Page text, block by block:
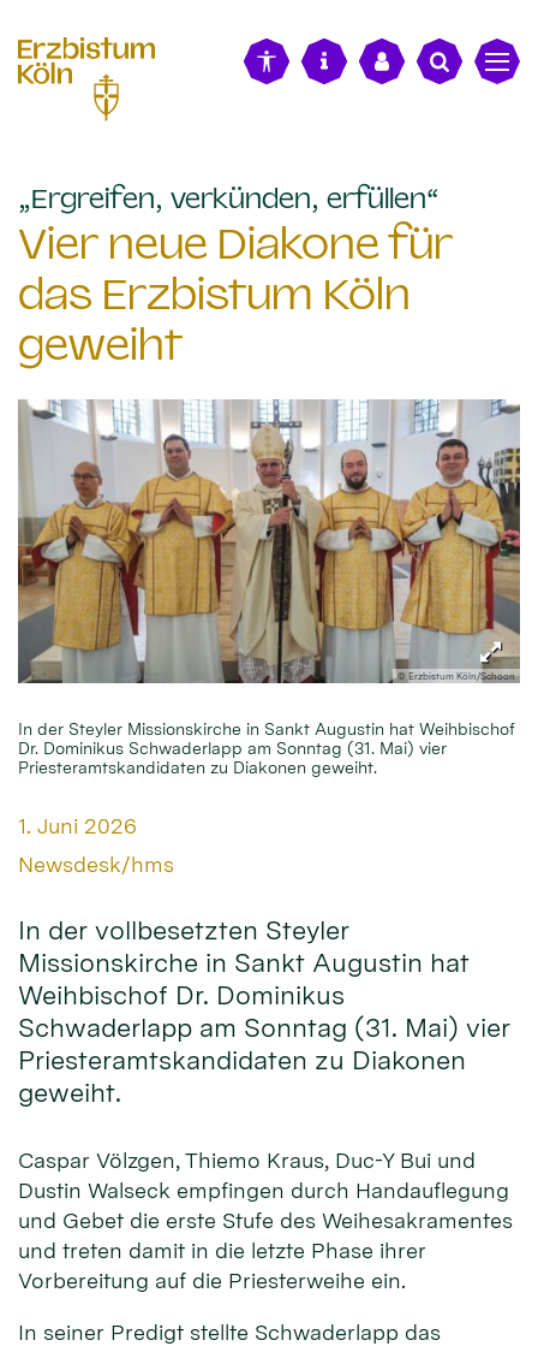
„Ergreifen, verkünden, erfüllen“
Vier neue Diakone für
das Erzbistum Köln
geweiht
© Erzbistum Köln/Schoon
In der Steyler Missionskirche in Sankt Augustin hat Weihbischof
Dr. Dominikus Schwaderlapp am Sonntag (31. Mai) vier
Priesteramtskandidaten zu Diakonen geweiht.
Datum:
1. Juni 2026
Von:
Newsdesk/hms
In der vollbesetzten Steyler
Missionskirche in Sankt Augustin hat
Weihbischof Dr. Dominikus
Schwaderlapp am Sonntag (31. Mai) vier
Priesteramtskandidaten zu Diakonen
geweiht.
Caspar Völzgen, Thiemo Kraus, Duc-Y Bui und
Dustin Walseck empfingen durch Handauflegung
und Gebet die erste Stufe des Weihesakramentes
und treten damit in die letzte Phase ihrer
Vorbereitung auf die Priesterweihe ein.
In seiner Predigt stellte Schwaderlapp das